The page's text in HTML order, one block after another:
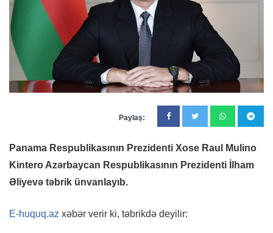
Paylaş:
Panama Respublikasının Prezidenti Xose Raul Mulino
Kintero Azərbaycan Respublikasının Prezidenti İlham
Əliyevə təbrik ünvanlayıb.
E-huquq.az xəbər verir ki, təbrikdə deyilir: